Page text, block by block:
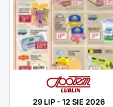
29 LIP-12 SIE 2026